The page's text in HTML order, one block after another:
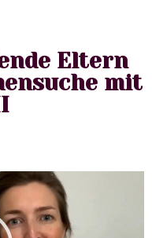
Eltern
mit